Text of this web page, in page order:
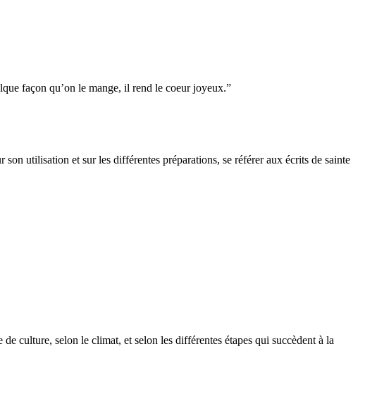
façon qu’on le mange, il rend le coeur joyeux.”
utilisation et sur les différentes préparations, se référer aux écrits de sainte
culture, selon le climat, et selon les différentes étapes qui succèdent à la